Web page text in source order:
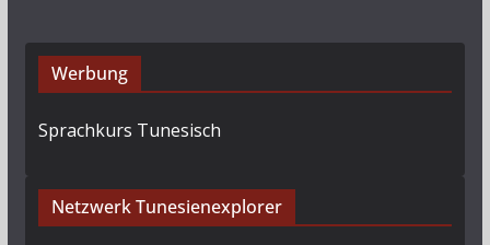
Werbung
Sprachkurs Tunesisch
Netzwerk Tunesienexplorer